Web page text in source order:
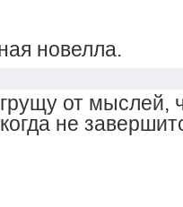
новелла.
от мыслей,
не